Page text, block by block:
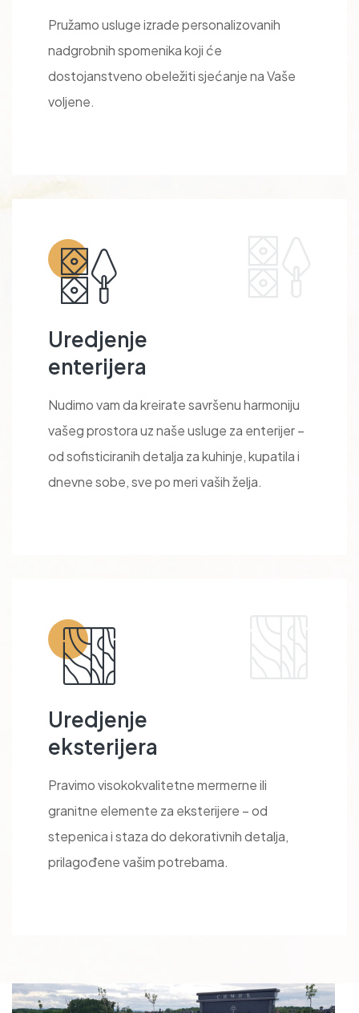
Pružamo usluge izrade personalizovanih
nadgrobnih spomenika koji će
dostojanstveno obeležiti sjećanje na Vaše
voljene.
Uredjenje
enterijera
Nudimo vam da kreirate savršenu harmoniju
vašeg prostora uz naše usluge za enterijer –
od sofisticiranih detalja za kuhinje, kupatila i
dnevne sobe, sve po meri vaših želja.
Uredjenje
eksterijera
Pravimo visokokvalitetne mermerne ili
granitne elemente za eksterijere – od
stepenica i staza do dekorativnih detalja,
prilagođene vašim potrebama.